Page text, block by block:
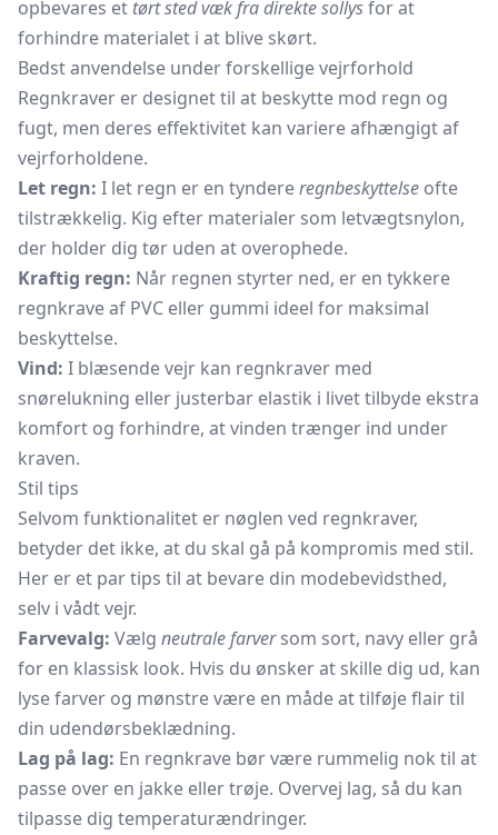
opbevares et tørt sted væk fra direkte sollysfor at
forhindre materialet i at blive skørt.
Bedst anvendelse under forskellige vejrforhold
Regnkraver er designet til at beskytte mod regn og
fugt, men deres effektivitet kan variere afhængigt af
vejrforholdene.
Let regn: I let regn er en tyndereregnbeskyttelse ofte
tilstrækkelig. Kig efter materialer som letvægtsnylon,
der holder dig tør uden at overophede.
Kraftig regn: Når regnen styrter ned, er en tykkere
regnkrave af PVC eller gummi ideel for maksimal
beskyttelse.
Vind: I blæsende vejr kan regnkraver med
snørelukning eller justerbar elastik i livet tilbyde ekstra
komfort og forhindre, at vinden trænger ind under
kraven.
Stil tips
Selvom funktionalitet er nøglen ved regnkraver,
betyder det ikke, at du skal gå på kompromis med stil.
Her er et par tips til at bevare din modebevidsthed,
selv i vådt vejr.
Farvevalg: Vælg neutrale farversom sort, navy eller grå
for en klassisk look. Hvis du ønsker at skille dig ud, kan
lyse farver og mønstre være en måde at tilføje flair til
din udendørsbeklædning.
Lag på lag: En regnkrave bør være rummelig nok til at
passe over en jakke eller trøje. Overvej lag, så du kan
tilpasse dig temperaturændringer.